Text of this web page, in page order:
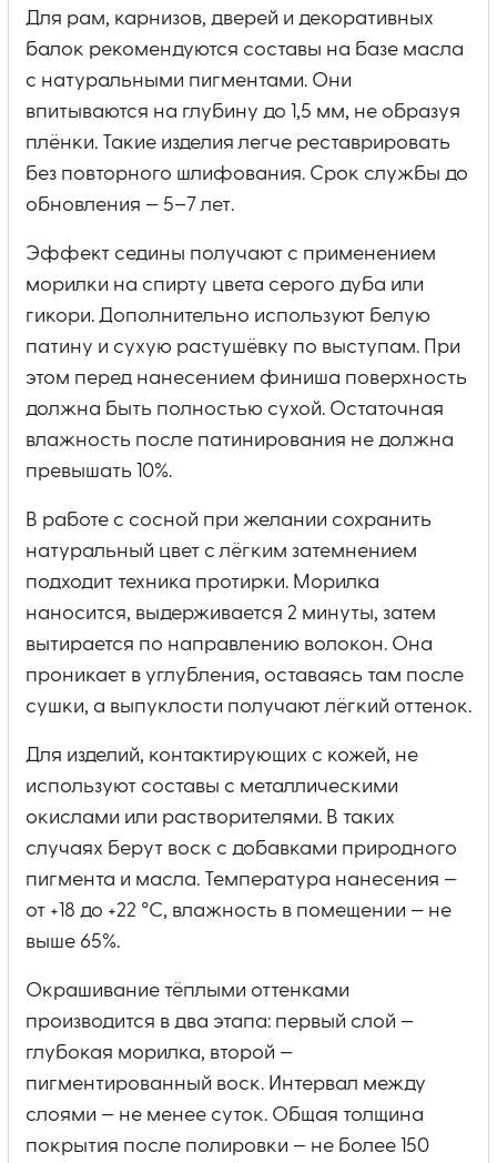
Для рам, карнизов, дверей и декоративных
балок рекомендуются составы на базе масла
с натуральными пигментами. Они
впитываются на глубину до 1,5 мм, не образуя
плёнки. Такие изделия легче реставрировать
без повторного шлифования. Срок службы до
обновления — 5–7 лет.
Эффект седины получают с применением
морилки на спирту цвета серого дуба или
гикори. Дополнительно используют белую
патину и сухую растушёвку по выступам. При
этом перед нанесением финиша поверхность
должна быть полностью сухой. Остаточная
влажность после патинирования не должна
превышать 10%.
В работе с сосной при желании сохранить
натуральный цвет с лёгким затемнением
подходит техника протирки. Морилка
наносится, выдерживается 2 минуты, затем
вытирается по направлению волокон. Она
проникает в углубления, оставаясь там после
сушки, а выпуклости получают лёгкий оттенок.
Для изделий, контактирующих с кожей, не
используют составы с металлическими
окислами или растворителями. В таких
случаях берут воск с добавками природного
пигмента и масла. Температура нанесения —
от +18 до +22 °C, влажность в помещении — не
выше 65%.
Окрашивание тёплыми оттенками
производится в два этапа: первый слой —
глубокая морилка, второй —
пигментированный воск. Интервал между
слоями — не менее суток. Общая толщина
покрытия после полировки — не более 150